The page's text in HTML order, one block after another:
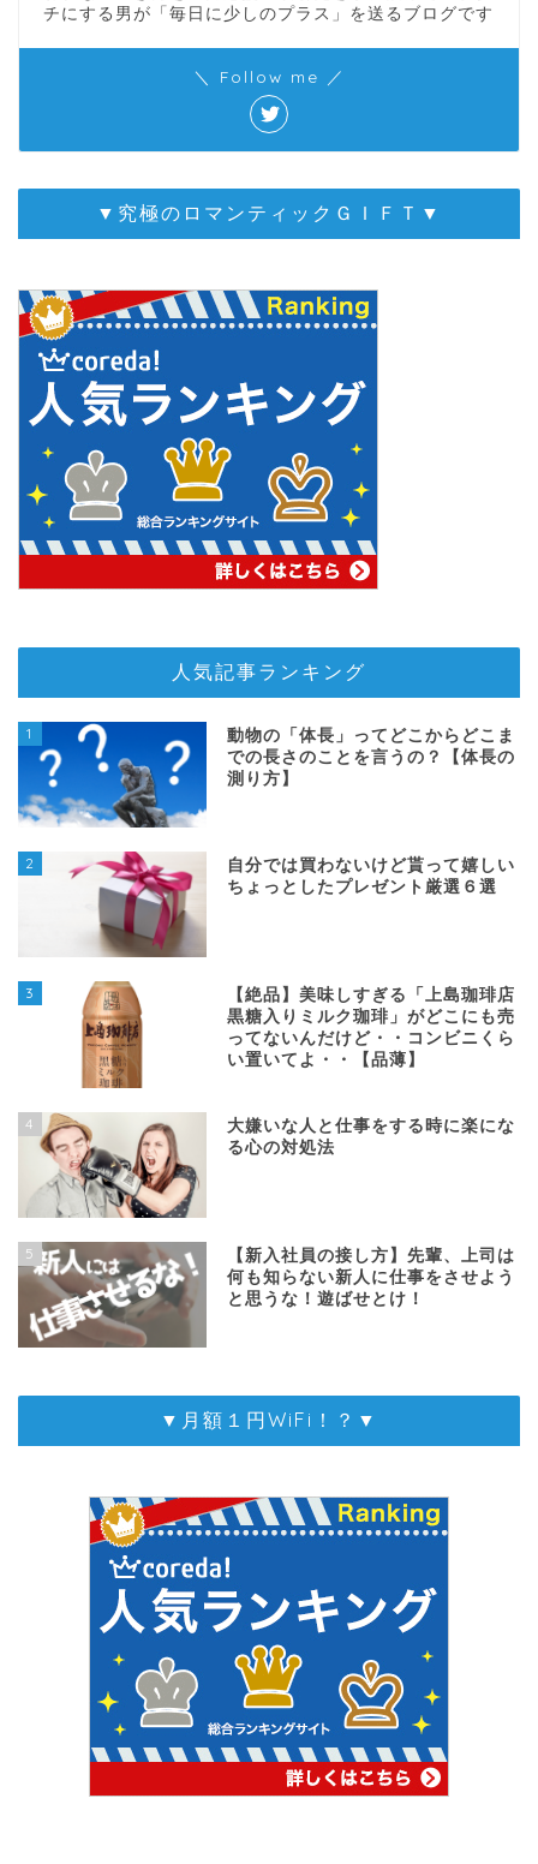
チにする男が「毎日に少しのプラス」を送るブログです
＼ Follow me ／
▼究極のロマンティックＧＩＦＴ▼
人気記事ランキング
1
動物の「体長」ってどこからどこま
での長さのことを言うの？【体長の
測り方】
2
自分では買わないけど貰って嬉しい
ちょっとしたプレゼント厳選６選
3
【絶品】美味しすぎる「上島珈琲店
黒糖入りミルク珈琲」がどこにも売
ってないんだけど・・コンビニくら
い置いてよ・・【品薄】
4
大嫌いな人と仕事をする時に楽にな
る心の対処法
5
【新入社員の接し方】先輩、上司は
何も知らない新人に仕事をさせよう
と思うな！遊ばせとけ！
▼月額１円WiFi！？▼